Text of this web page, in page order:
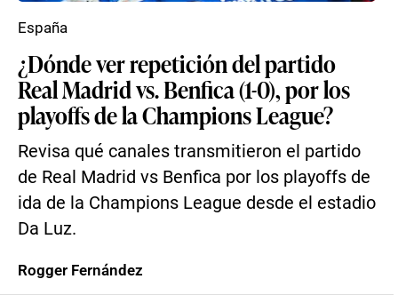
¿Dónde ver repetición del partido
Real Madrid vs. Benfica (1-0), por los
playoffs de la Champions League?
Revisa qué canales transmitieron el partido
de Real Madrid vs Benfica por los playoffs de
ida de la Champions League desde el estadio
Da Luz.
España
Rogger Fernández